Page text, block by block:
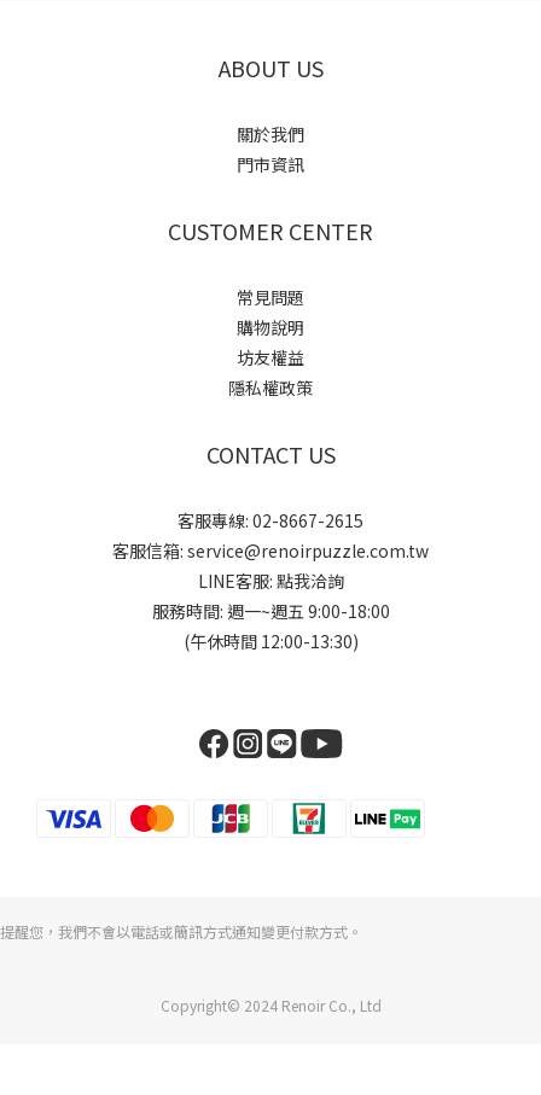
ABOUT US
關於我們
門市資訊
CUSTOMER CENTER
常見問題
購物說明
坊友權益
隱私權政策
CONTACT US
客服專線: 02-8667-2615
客服信箱: service@renoirpuzzle.com.tw
LINE客服: 點我洽詢
服務時間: 週一~週五 9:00-18:00
(午休時間 12:00-13:30)
提醒您，我們不會以電話或簡訊方式通知變更付款方式。
Copyright© 2024 Renoir Co., Ltd